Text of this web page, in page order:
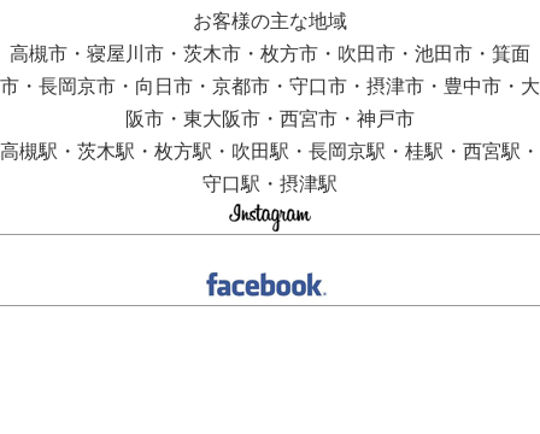
お客様の主な地域
高槻市・寝屋川市・茨木市・枚方市・吹田市・池田市・箕面
市・長岡京市・向日市・京都市・守口市・摂津市・豊中市・大
阪市・東大阪市・西宮市・神戸市
高槻駅・茨木駅・枚方駅・吹田駅・長岡京駅・桂駅・西宮駅・
守口駅・摂津駅